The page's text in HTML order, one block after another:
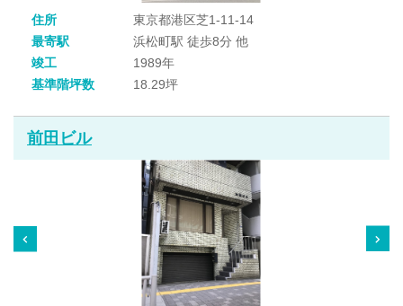
住所
東京都港区芝1-11-14
最寄駅
浜松町駅 徒歩8分 他
竣工
1989年
基準階坪数
18.29坪
前田ビル